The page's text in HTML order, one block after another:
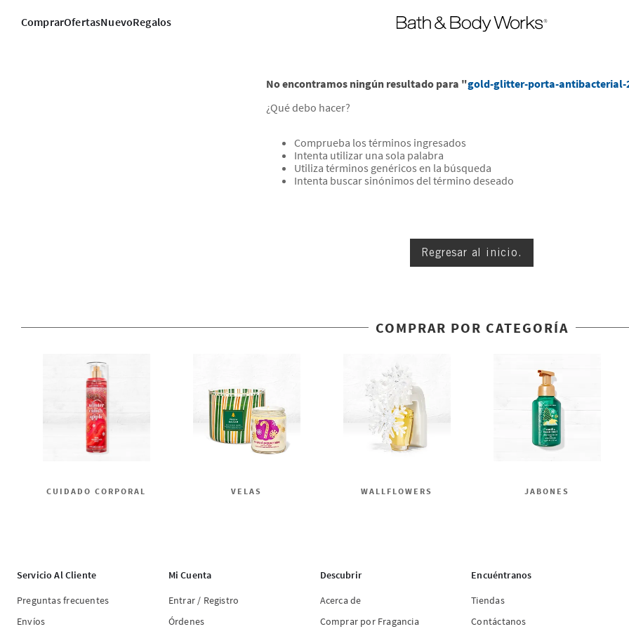
ComprarOfertasNuevoRegalos
No encontramos ningún resultado para "gold-glitter-porta-antibacterial-
¿Qué debo hacer?
Comprueba los términos ingresados
Intenta utilizar una sola palabra
Utiliza términos genéricos en la búsqueda
Intenta buscar sinónimos del término deseado
Regresar al inicio.
COMPRAR POR CATEGORÍA
CUIDADO CORPORAL VELAS WALLFLOWERS JABONES
Servicio Al Cliente
Preguntas frecuentes
Envíos
Mi Cuenta
Entrar / Registro
Órdenes
Descubrir
Acerca de
Comprar por Fragancia
Encuéntranos
Tiendas
Contáctanos